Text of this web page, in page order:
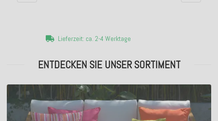
Lieferzeit: ca. 2-4 Werktage
ENTDECKEN SIE UNSER SORTIMENT